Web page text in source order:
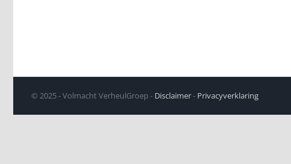
© 2025 - Volmacht VerheulGroep - Disclaimer- Privacyverklaring